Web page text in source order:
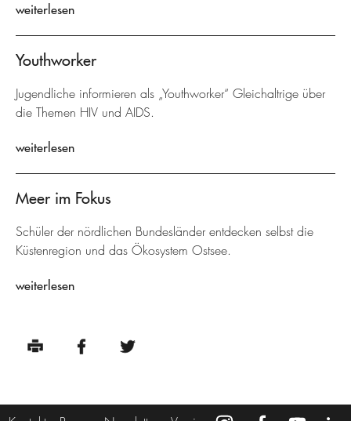
weiterlesen
Youthworker
Jugendliche informieren als „Youthworker“ Gleichaltrige über
die Themen HIV und AIDS.
weiterlesen
Meer im Fokus
Schüler der nördlichen Bundesländer entdecken selbst die
Küstenregion und das Ökosystem Ostsee.
weiterlesen